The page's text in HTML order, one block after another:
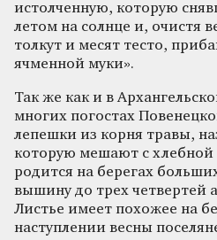
истолченную, которую
летом на солнце и, очистя
толкут и месят тесто,
ячменной муки».
Так же как и в
многих погостах
лепешки из корня травы,
которую мешают с хлебной
родится на берегах
вышину до трех четвертей
Листье имеет похожее на
наступлении весны